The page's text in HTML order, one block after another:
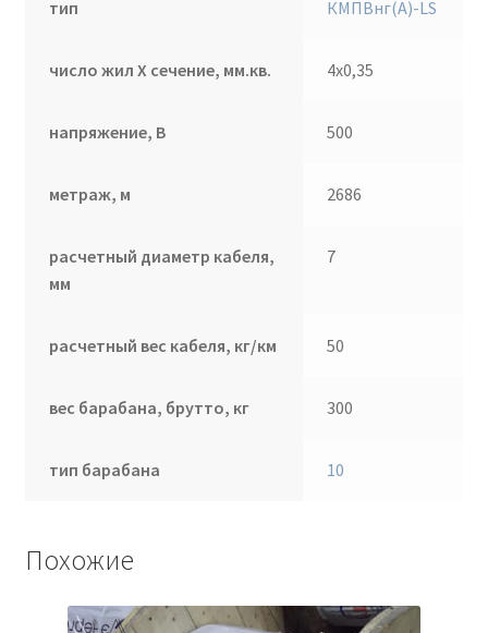
тип КМПВнг(А)-LS
число жил Х сечение, мм.кв. 4х0,35
напряжение, В 500
метраж, м 2686
расчетный диаметр кабеля,
мм
7
расчетный вес кабеля, кг/км 50
вес барабана, брутто, кг 300
тип барабана 10
Похожие